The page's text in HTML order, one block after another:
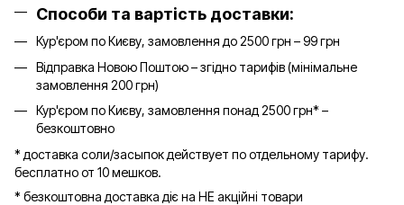
Способи та вартість доставки:
Кур'єром по Києву, замовлення до 2500 грн – 99 грн
Відправка Новою Поштою – згідно тарифів (мінімальне
замовлення 200 грн)
Кур'єром по Києву, замовлення понад 2500 грн* –
безкоштовно
* доставка соли/засыпок действует по отдельному тарифу.
бесплатно от 10 мешков.
* безкоштовна доставка діє на НЕ акційні товари